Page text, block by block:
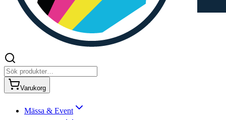
Varukorg
Mässa & Event